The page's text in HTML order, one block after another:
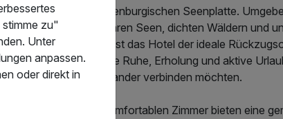
Mecklenburgischen Seenplatte.
glasklaren Seen, dichten Wäldern und
Natur ist das Hotel der ideale
alle, die Ruhe, Erholung und aktive
miteinander verbinden möchten.
Die komfortablen Zimmer bieten eine
zu"
Unter
anpassen.
oder direkt in